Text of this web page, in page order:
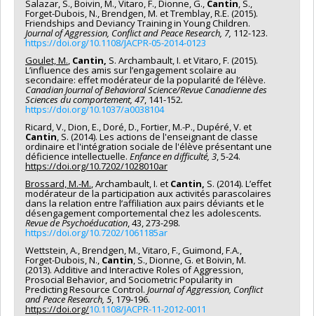
Salazar, S., Boivin, M., Vitaro, F., Dionne, G., Cantin, S.,
Forget-Dubois, N., Brendgen, M. et Tremblay, R.E. (2015).
Friendships and Deviancy Training in Young Children.
Journal of Aggression, Conflict and Peace Research, 7, 112-123.
https://doi.org/10.1108/JACPR-05-2014-0123
Goulet, M., Cantin, S. Archambault, I. et Vitaro, F. (2015).
L’influence des amis sur l’engagement scolaire au
secondaire: effet modérateur de la popularité de l’élève.
Canadian Journal of Behavioral Science/Revue Canadienne des
Sciences du comportement, 47, 141-152.
https://doi.org/10.1037/a0038104
Ricard, V., Dion, E., Doré, D., Fortier, M.-P., Dupéré, V. et
Cantin, S. (2014). Les actions de l'enseignant de classe
ordinaire et l'intégration sociale de l'élève présentant une
déficience intellectuelle. Enfance en difficulté, 3, 5-24.
https://doi.org/10.7202/1028010ar
Brossard, M.-M., Archambault, I. et Cantin, S. (2014). L’effet
modérateur de la participation aux activités parascolaires
dans la relation entre l’affiliation aux pairs déviants et le
désengagement comportemental chez les adolescents.
Revue de Psychoéducation, 43, 273-298.
https://doi.org/10.7202/1061185ar
Wettstein, A., Brendgen, M., Vitaro, F., Guimond, F.A.,
Forget-Dubois, N., Cantin, S., Dionne, G. et Boivin, M.
(2013). Additive and Interactive Roles of Aggression,
Prosocial Behavior, and Sociometric Popularity in
Predicting Resource Control. Journal of Aggression, Conflict
and Peace Research, 5, 179-196.
https://doi.org/10.1108/JACPR-11-2012-0011